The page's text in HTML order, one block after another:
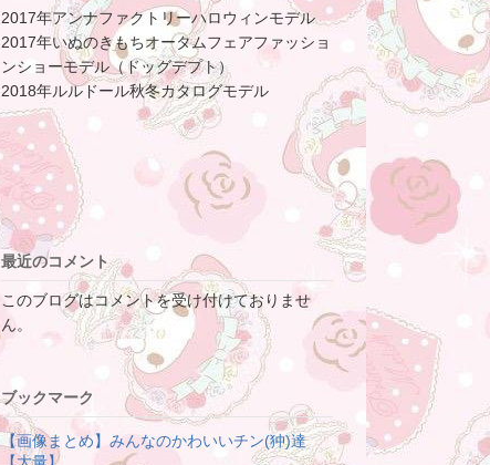
2017年アンナファクトリーハロウィンモデル
2017年いぬのきもちオータムフェアファッショ
ンショーモデル（ドッグデプト）
2018年ルルドール秋冬カタログモデル
最近のコメント
このブログはコメントを受け付けておりませ
ん。
ブックマーク
【画像まとめ】みんなのかわいいチン(狆)達